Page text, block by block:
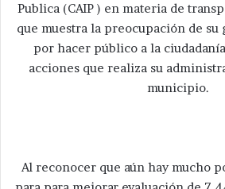
Publica (CAIP ) en materia de
que muestra la preocupación de
por hacer público a la
acciones que realiza su
municipio.
Al reconocer que aún hay mucho